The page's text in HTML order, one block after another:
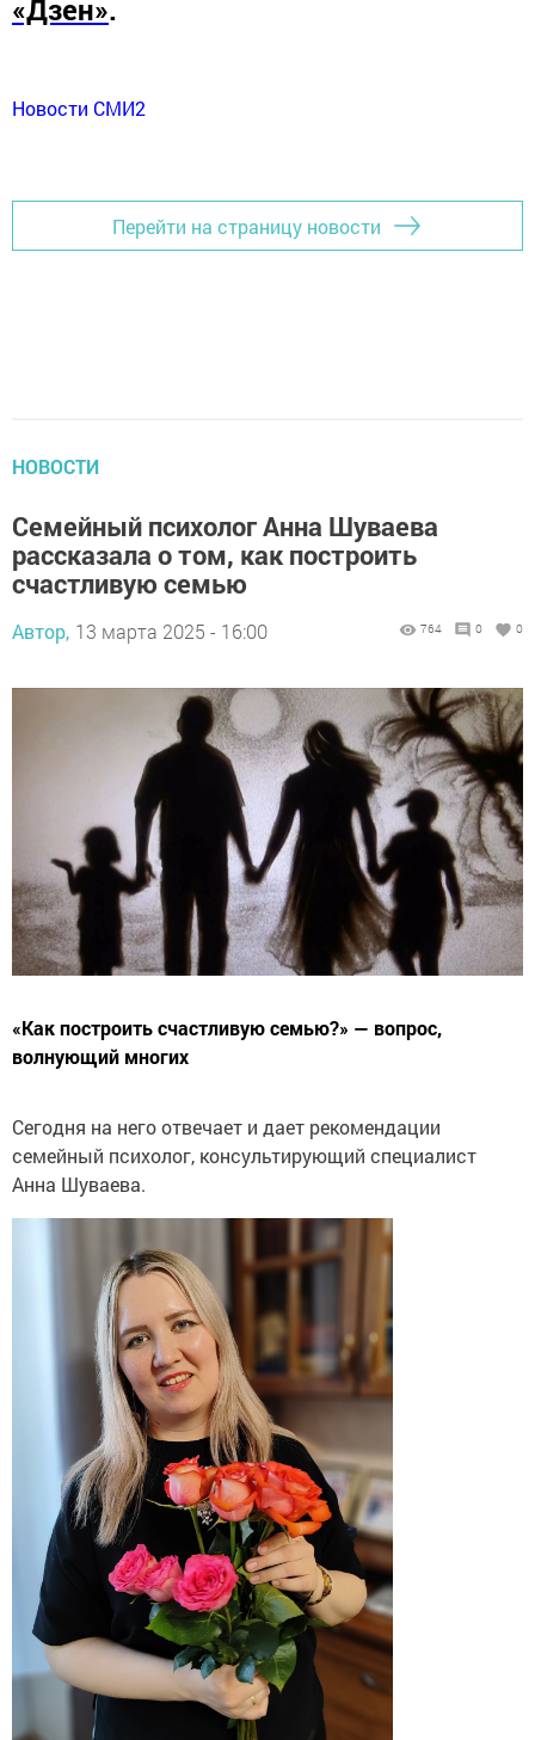
«Дзен».
Новости СМИ2
Перейти на страницу новости
НОВОСТИ
Семейный психолог Анна Шуваева
рассказала о том, как построить
счастливую семью
Автор, 13 марта 2025 - 16:00 764 0 0
«Как построить счастливую семью?» — вопрос,
волнующий многих
Сегодня на него отвечает и дает рекомендации
семейный психолог, консультирующий специалист
Анна Шуваева.